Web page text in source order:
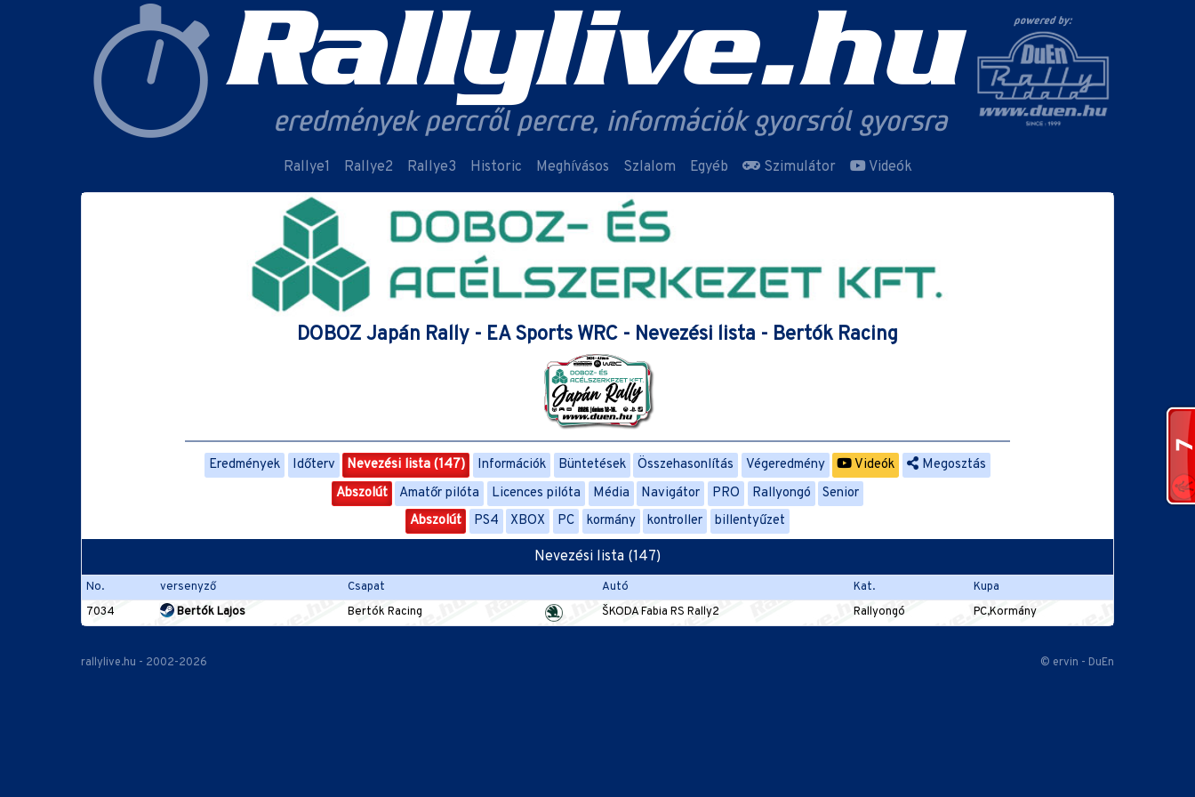
Rallye1 Rallye2 Rallye3 Historic Meghívásos Szlalom Egyéb Szimulátor Videók
DOBOZ Japán Rally - EA Sports WRC - Nevezési lista - Bertók Racing
Eredmények Időterv Nevezési lista (147) Információk Büntetések Összehasonlítás Végeredmény Videók
Megosztás
Abszolút
Amatőr pilóta Licences pilóta Média Navigátor PRO Rallyongó
Senior
Abszolút
PS4 XBOX PC kormány kontroller billentyűzet
Nevezési lista (147)
No. versenyző Csapat Autó Kat.
Kupa
7034
Bertók Lajos Bertók Racing ŠKODA Fabia RS Rally2 Rallyongó PC,Kormány
rallylive.hu - 2002-2026 © ervin - DuEn